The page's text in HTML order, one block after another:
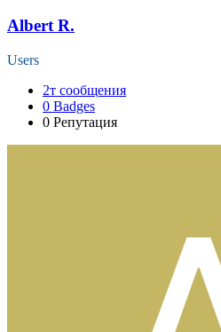
Albert R.
Users
2т сообщения
0 Badges
0 Репутация